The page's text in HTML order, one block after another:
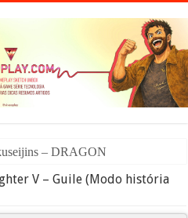
– DRAGON BALL #News
V – Guile (Modo história